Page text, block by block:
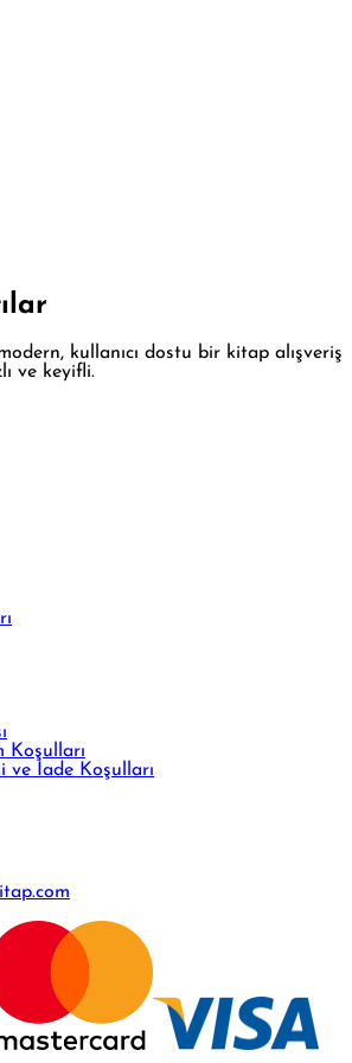
kullanıcı dostu bir kitap alışveriş
ve keyifli.
Koşulları
ve İade Koşulları